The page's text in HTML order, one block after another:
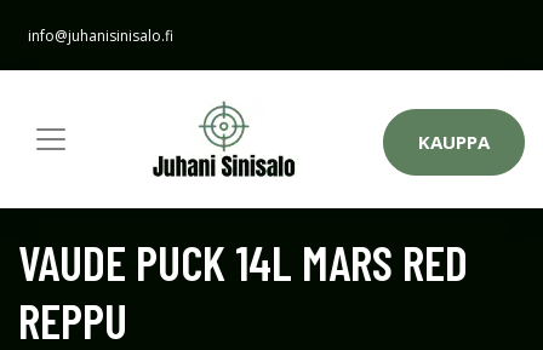
info@juhanisinisalo.fi
KAUPPA
VAUDE PUCK 14L MARS RED
REPPU